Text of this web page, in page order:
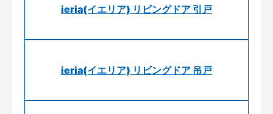
ieria(イエリア) リビングドア 引戸
ieria(イエリア) リビングドア 吊戸